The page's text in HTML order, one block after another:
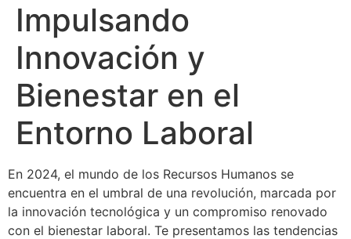
Impulsando
Innovación y
Bienestar en el
Entorno Laboral
En 2024, el mundo de los Recursos Humanos se
encuentra en el umbral de una revolución, marcada por
la innovación tecnológica y un compromiso renovado
con el bienestar laboral. Te presentamos las tendencias